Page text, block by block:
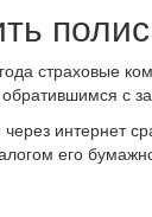
страховые
с
интернет
его